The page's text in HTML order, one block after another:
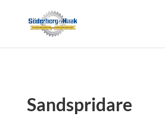
Sandspridare